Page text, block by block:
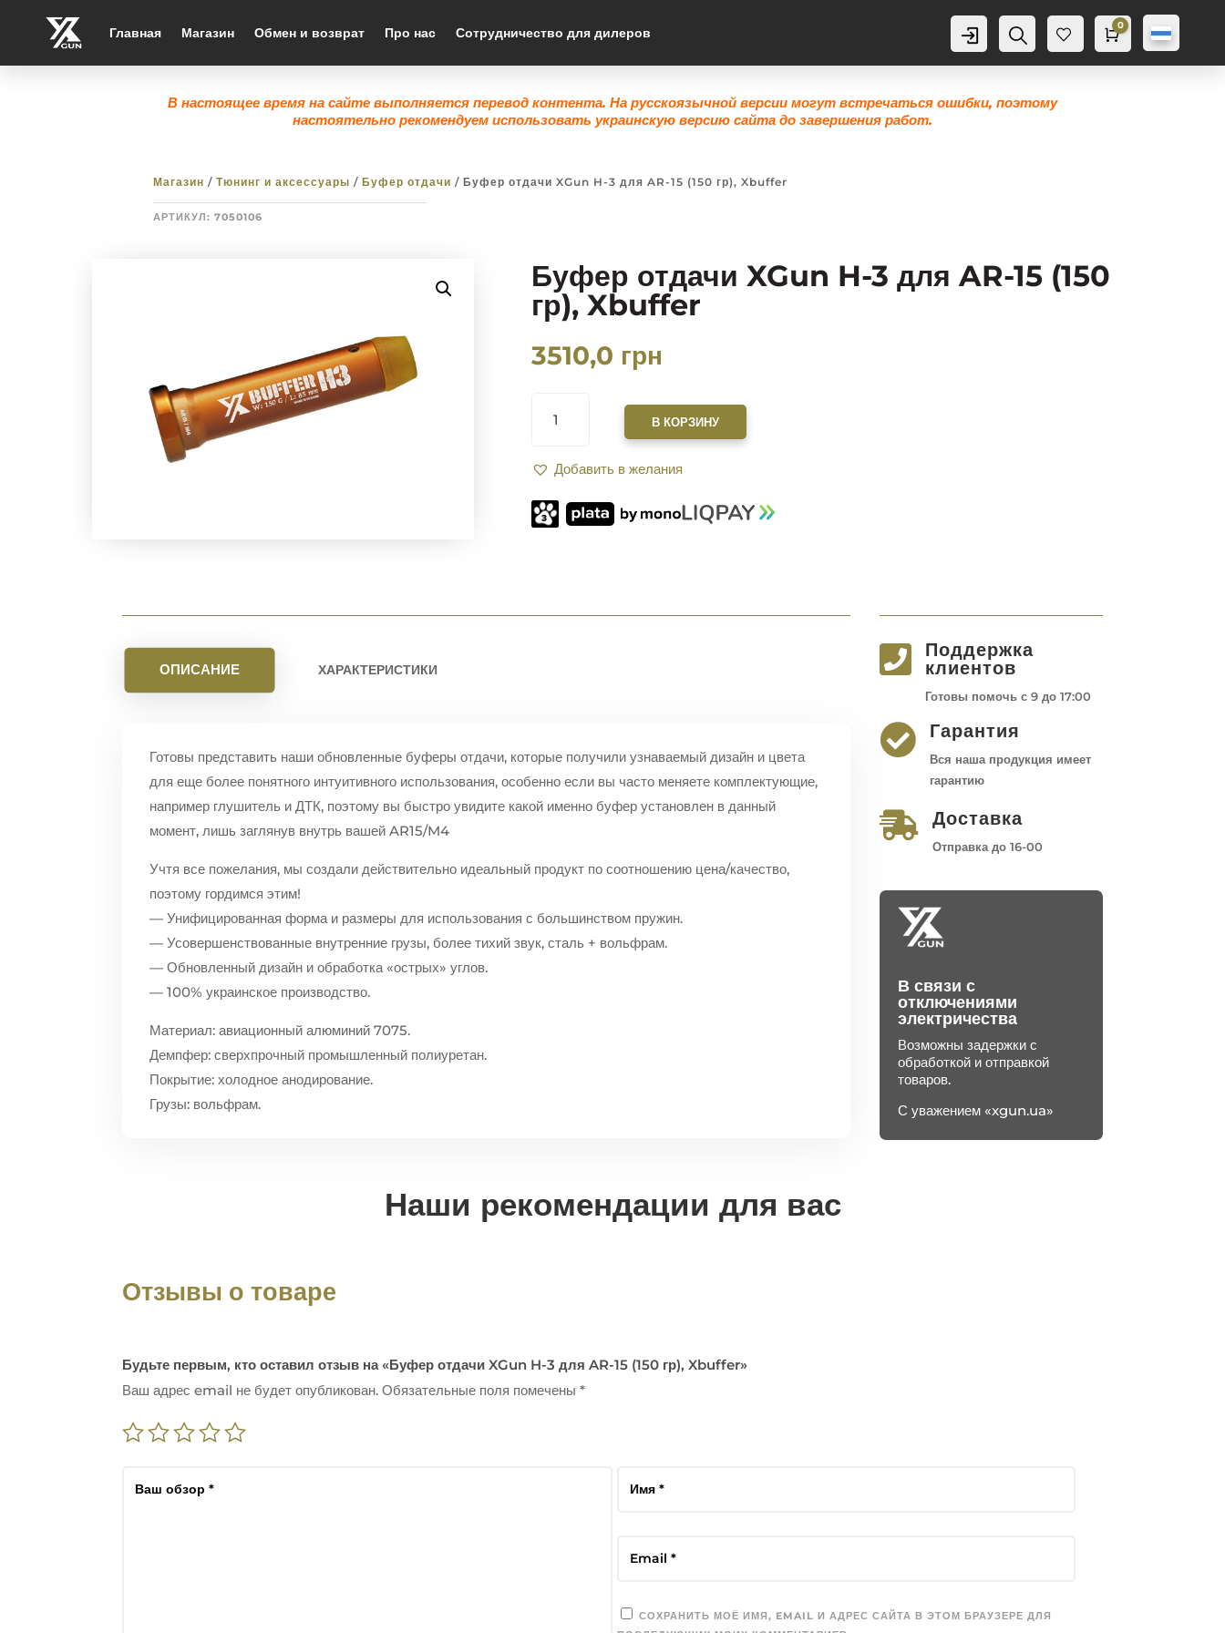
Главная Магазин Обмен и возврат Про нас Сотрудничество для дилеров Аккаунт
Поиск
Же
0
Корзина
0
0,0грн
В настоящее время на сайте выполняется перевод контента. На русскоязычной версии могут встречаться ошибки, поэтому
настоятельно рекомендуем использовать украинскую версию сайта до завершения работ.
Магазин / Тюнинг и аксессуары / Буфер отдачи / Буфер отдачи XGun H-3 для AR-15 (150 гр), Xbuffer
АРТИКУЛ: 7050106
Буфер отдачи XGun H-3 для AR-15 (150
гр), Xbuffer
3510,0 грн
ТОВАРА
XGUN
3
ДЛЯ
В КОРЗИНУ
Добавить в желания
ОПИСАНИЕ ХАРАКТЕРИСТИКИ
Готовы представить наши обновленные буферы отдачи, которые получили узнаваемый дизайн и цвета
для еще более понятного интуитивного использования, особенно если вы часто меняете комплектующие,
например глушитель и ДТК, поэтому вы быстро увидите какой именно буфер установлен в данный
момент, лишь заглянув внутрь вашей AR15/M4
Учтя все пожелания, мы создали действительно идеальный продукт по соотношению цена/качество,
поэтому гордимся этим!
— Унифицированная форма и размеры для использования с большинством пружин.
— Усовершенствованные внутренние грузы, более тихий звук, сталь + вольфрам.
— Обновленный дизайн и обработка «острых» углов.
— 100% украинское производство.
Материал: авиационный алюминий 7075.
Демпфер: сверхпрочный промышленный полиуретан.
Покрытие: холодное анодирование.
Грузы: вольфрам.

Поддержка
клиентов
Готовы помочь с 9 до 17:00
 Гарантия
Вся наша продукция имеет
гарантию
 Доставка
Отправка до 16-00
В связи с
отключениями
электричества
Возможны задержки с
обработкой и отправкой
товаров.
С уважением «xgun.ua»
Наши рекомендации для вас
Отзывы о товаре
Будьте первым, кто оставил отзыв на «Буфер отдачи XGun H-3 для AR-15 (150 гр), Xbuffer»
Ваш адрес email не будет опубликован. Обязательные поля помечены*
СОХРАНИТЬ МОЁ ИМЯ, EMAIL И АДРЕС САЙТА В ЭТОМ БРАУЗЕРЕ ДЛЯ